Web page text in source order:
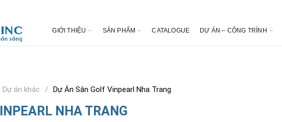
GIỚI THIỆU SẢN PHẨM CATALOGUE DỰ ÁN – CÔNG TRÌNH
Dự án khác Dự Án Sân Golf Vinpearl Nha Trang
NHA TRANG